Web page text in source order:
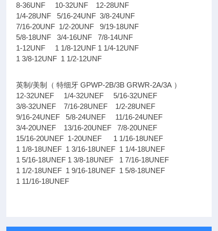
8-36UNF 10-32UNF 12-28UNF
1/4-28UNF 5/16-24UNF 3/8-24UNF
7/16-20UNF 1/2-20UNF 9/19-18UNF
5/8-18UNF 3/4-16UNF 7/8-14UNF
1-12UNF 1 1/8-12UNF 1 1/4-12UNF
1 3/8-12UNF 1 1/2-12UNF
英制/美制（ 特细牙 GPWP-2B/3B GRWR-2A/3A ）
12-32UNEF 1/4-32UNEF 5/16-32UNEF
3/8-32UNEF 7/16-28UNEF 1/2-28UNEF
9/16-24UNEF 5/8-24UNEF 11/16-24UNEF
3/4-20UNEF 13/16-20UNEF 7/8-20UNEF
15/16-20UNEF 1-20UNEF 1 1/16-18UNEF
1 1/8-18UNEF 1 3/16-18UNEF 1 1/4-18UNEF
1 5/16-18UNEF 1 3/8-18UNEF 1 7/16-18UNEF
1 1/2-18UNEF 1 9/16-18UNEF 1 5/8-18UNEF
1 11/16-18UNEF